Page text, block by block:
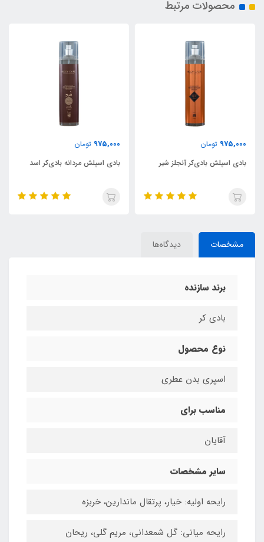
محصولات مرتبط
975,000 تومان
بادی اسپلش بادی‌کر آنجلز شیر
975,000 تومان
بادی اسپلش مردانه بادی‌کر اسد
مشخصات دیدگاه‌ها
برند سازنده
بادی کر
نوع محصول
اسپری بدن عطری
مناسب برای
آقایان
سایر مشخصات
رایحه اولیه: خیار، پرتقال ماندارین، خربزه
رایحه میانی: گل شمعدانی، مریم گلی، ریحان